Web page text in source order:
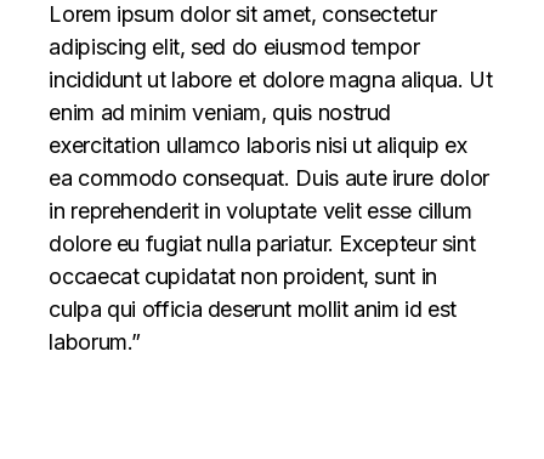
Lorem ipsum dolor sit amet, consectetur
adipiscing elit, sed do eiusmod tempor
incididunt ut labore et dolore magna aliqua. Ut
enim ad minim veniam, quis nostrud
exercitation ullamco laboris nisi ut aliquip ex
ea commodo consequat. Duis aute irure dolor
in reprehenderit in voluptate velit esse cillum
dolore eu fugiat nulla pariatur. Excepteur sint
occaecat cupidatat non proident, sunt in
culpa qui officia deserunt mollit anim id est
laborum.”